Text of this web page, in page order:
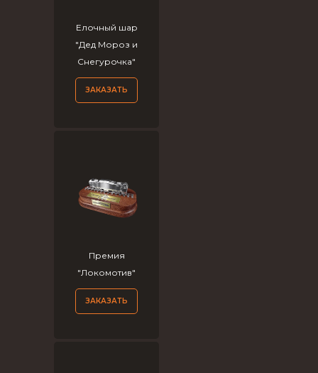
Елочный шар
"Дед Мороз и
Снегурочка"
ЗАКАЗАТЬ
Премия
"Локомотив"
ЗАКАЗАТЬ